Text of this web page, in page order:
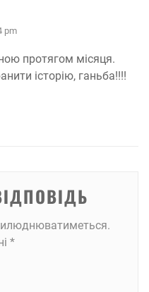
pm
протягом місяця.
історію, ганьба!!!!
*